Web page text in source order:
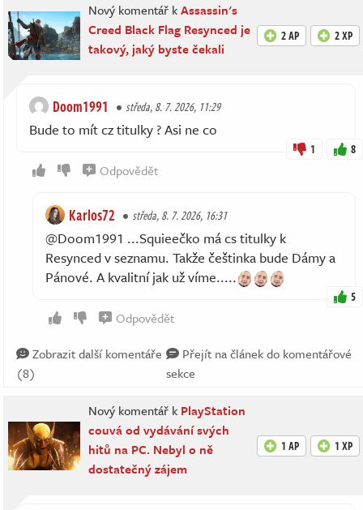
Nový komentář kAssassin's
Creed Black Flag Resynced je
takový, jaký byste čekali
2 AP 2 XP
Doom1991 středa, 8. 7. 2026, 11:29
Bude to mít cz titulky ? Asi ne co
1 8
Odpovědět
Karlos72 středa, 8. 7. 2026, 16:31
@Doom1991 ...Squieečko má cs titulky k
Resynced v seznamu. Takže češtinka bude Dámy a
Pánové. A kvalitní jak už víme.....
5
Odpovědět
Zobrazit další komentáře
(8)
Přejít na článek do komentářové
sekce
Nový komentář k PlayStation
couvá od vydávání svých
hitů na PC. Nebyl o ně
dostatečný zájem
1 AP 1 XP